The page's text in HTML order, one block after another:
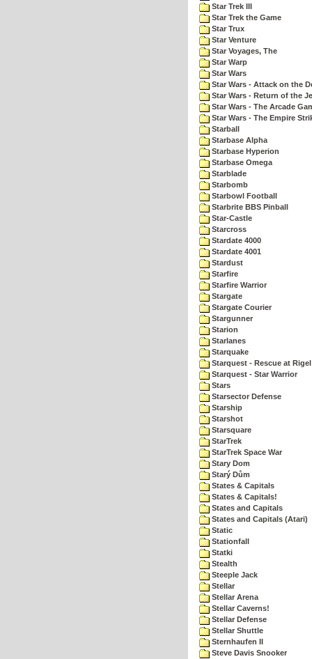
Star Trek III
Star Trek the Game
Star Trux
Star Venture
Star Voyages, The
Star Warp
Star Wars
Star Wars - Attack on the
Star Wars - Return of the
Star Wars - The Arcade
Star Wars - The Empire
Starball
Starbase Alpha
Starbase Hyperion
Starbase Omega
Starblade
Starbomb
Starbowl Football
Starbrite BBS Pinball
Star-Castle
Starcross
Stardate 4000
Stardate 4001
Stardust
Starfire
Starfire Warrior
Stargate
Stargate Courier
Stargunner
Starion
Starlanes
Starquake
Starquest - Rescue at Rigel
Starquest - Star Warrior
Stars
Starsector Defense
Starship
Starshot
Starsquare
StarTrek
StarTrek Space War
Stary Dom
Starý Dům
States & Capitals
States & Capitals!
States and Capitals
States and Capitals (Atari)
Static
Stationfall
Statki
Stealth
Steeple Jack
Stellar
Stellar Arena
Stellar Caverns!
Stellar Defense
Stellar Shuttle
Sternhaufen II
Steve Davis Snooker